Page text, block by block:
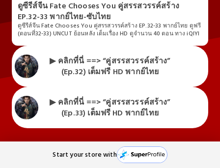
ดูซีรีส์จีน Fate Chooses You คู่สรรสวรรค์สร้าง
EP.32-33 พากย์ไทย-ซับไทย
ดูซีรีส์จีน Fate Chooses You คู่สรรสวรรค์สร้าง EP.32-33 พากย์ไทย ดูฟรี
(ตอนที่32-33) UNCUT ย้อนหลัง เต็มเรื่อง HD ดูจำนวน 40 ตอน ทาง iQIYI
▶ คลิกที่นี่ ==> “คู่สรรสวรรค์สร้าง”
(Ep.32) เต็มฟรี HD พากย์ไทย
▶ คลิกที่นี่ ==> “คู่สรรสวรรค์สร้าง”
(Ep.33) เต็มฟรี HD พากย์ไทย